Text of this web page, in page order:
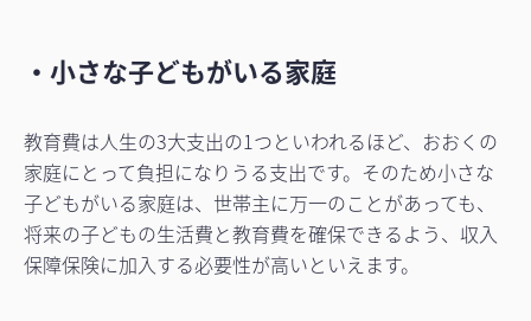
・小さな子どもがいる家庭
教育費は人生の3大支出の1つといわれるほど、おおくの
家庭にとって負担になりうる支出です。そのため小さな
子どもがいる家庭は、世帯主に万一のことがあっても、
将来の子どもの生活費と教育費を確保できるよう、収入
保障保険に加入する必要性が高いといえます。